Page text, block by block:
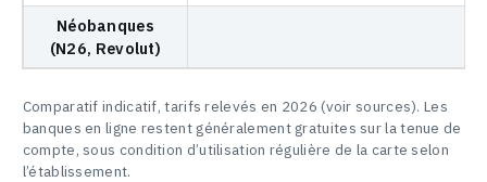
Néobanques
(N26, Revolut)
Comparatif indicatif, tarifs relevés en 2026 (voir sources). Les
banques en ligne restent généralement gratuites sur la tenue de
compte, sous condition d’utilisation régulière de la carte selon
l’établissement.